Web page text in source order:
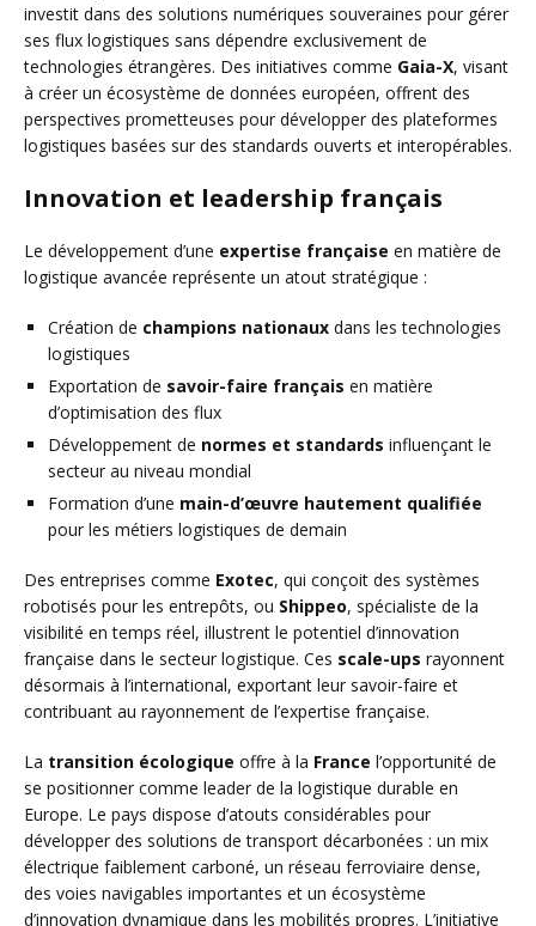
investit dans des solutions numériques souveraines pour gérer
ses flux logistiques sans dépendre exclusivement de
technologies étrangères. Des initiatives comme Gaia-X, visant
à créer un écosystème de données européen, offrent des
perspectives prometteuses pour développer des plateformes
logistiques basées sur des standards ouverts et interopérables.
Innovation et leadership français
Le développement d’une expertise française en matière de
logistique avancée représente un atout stratégique :
Création de champions nationaux dans les technologies
logistiques
Exportation de savoir-faire français en matière
d’optimisation des flux
Développement de normes et standards influençant le
secteur au niveau mondial
Formation d’une main-d’œuvre hautement qualifiée
pour les métiers logistiques de demain
Des entreprises comme Exotec, qui conçoit des systèmes
robotisés pour les entrepôts, ou Shippeo, spécialiste de la
visibilité en temps réel, illustrent le potentiel d’innovation
française dans le secteur logistique. Ces scale-ups rayonnent
désormais à l’international, exportant leur savoir-faire et
contribuant au rayonnement de l’expertise française.
La transition écologique offre à la France l’opportunité de
se positionner comme leader de la logistique durable en
Europe. Le pays dispose d’atouts considérables pour
développer des solutions de transport décarbonées : un mix
électrique faiblement carboné, un réseau ferroviaire dense,
des voies navigables importantes et un écosystème
d’innovation dynamique dans les mobilités propres. L’initiative